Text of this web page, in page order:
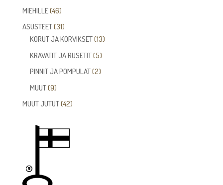
MIEHILLE 4646
tuotetta
ASUSTEET 3131
tuotetta
KORUT JA KORVIKSET 1313
KRAVATIT JA RUSETIT 55
tuotetta
PINNIT JA POMPULAT 22
MUUT 99
tuotetta
MUUT JUTUT 4242